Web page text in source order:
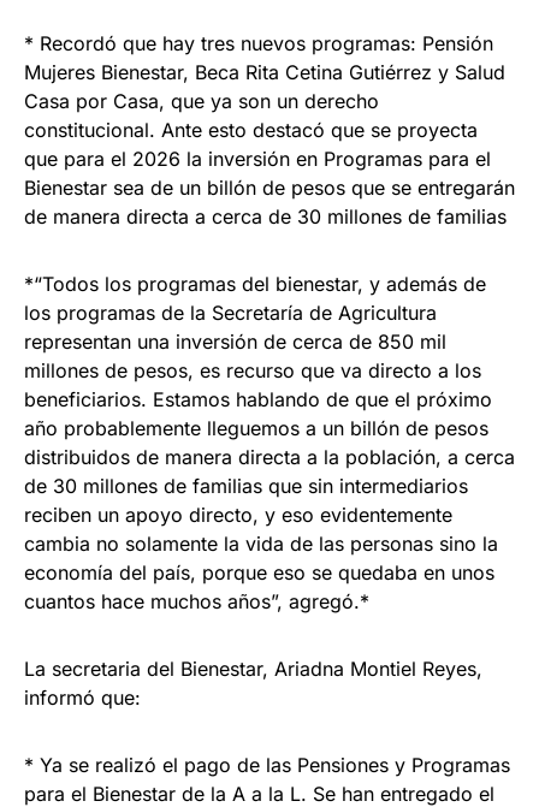
* Recordó que hay tres nuevos programas: Pensión
Mujeres Bienestar, Beca Rita Cetina Gutiérrez y Salud
Casa por Casa, que ya son un derecho
constitucional. Ante esto destacó que se proyecta
que para el 2026 la inversión en Programas para el
Bienestar sea de un billón de pesos que se entregarán
de manera directa a cerca de 30 millones de familias
*“Todos los programas del bienestar, y además de
los programas de la Secretaría de Agricultura
representan una inversión de cerca de 850 mil
millones de pesos, es recurso que va directo a los
beneficiarios. Estamos hablando de que el próximo
año probablemente lleguemos a un billón de pesos
distribuidos de manera directa a la población, a cerca
de 30 millones de familias que sin intermediarios
reciben un apoyo directo, y eso evidentemente
cambia no solamente la vida de las personas sino la
economía del país, porque eso se quedaba en unos
cuantos hace muchos años”, agregó.*
La secretaria del Bienestar, Ariadna Montiel Reyes,
informó que:
* Ya se realizó el pago de las Pensiones y Programas
para el Bienestar de la A a la L. Se han entregado el